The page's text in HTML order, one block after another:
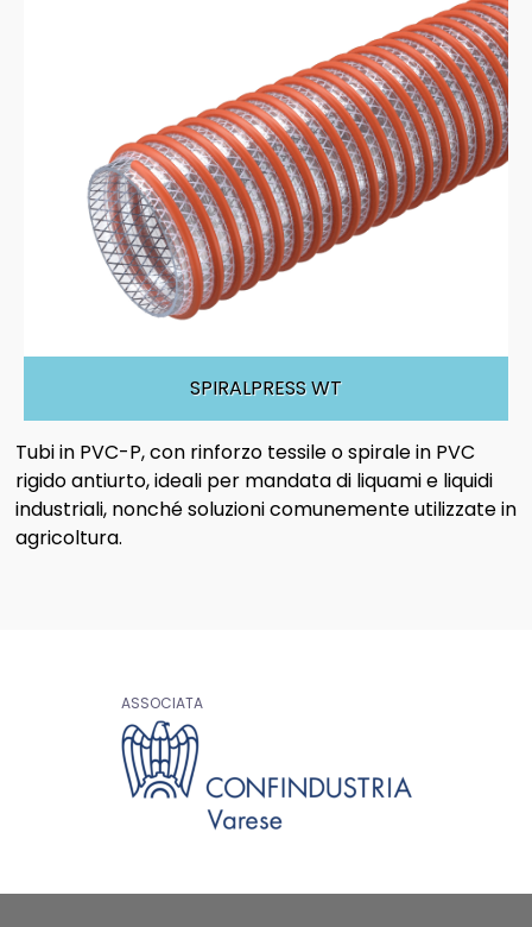
SPIRALPRESS WT
Tubi in PVC-P, con rinforzo tessile o spirale in PVC
rigido antiurto, ideali per mandata di liquami e liquidi
industriali, nonché soluzioni comunemente utilizzate in
agricoltura.
ASSOCIATA